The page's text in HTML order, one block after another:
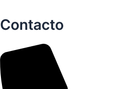
Contacto